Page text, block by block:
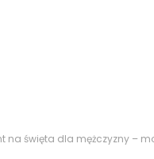
na święta dla mężczyzny –